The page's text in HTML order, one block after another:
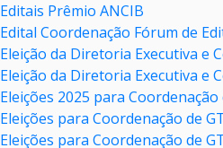
Editais Prêmio ANCIB
Edital Coordenação Fórum de
Eleição da Diretoria Executiva e
Eleição da Diretoria Executiva e
Eleições 2025 para Coordenação
Eleições para Coordenação de
Eleições para Coordenação de